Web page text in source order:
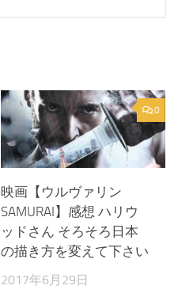
0
映画【ウルヴァリン
SAMURAI】感想 ハリウ
ッドさん そろそろ日本
の描き方を変えて下さい
2017年6月29日